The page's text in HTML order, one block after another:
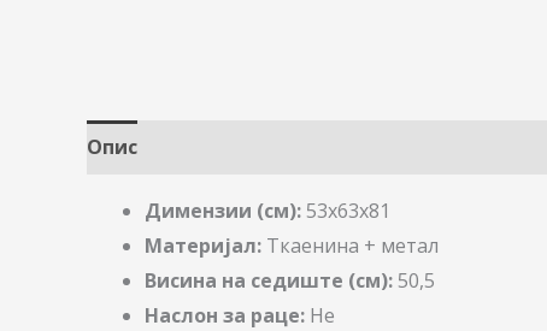
Опис
Димензии (см):53x63x81
Материјал: Ткаенина + метал
Висина на седиште (см):50,5
Наслон за раце: Не